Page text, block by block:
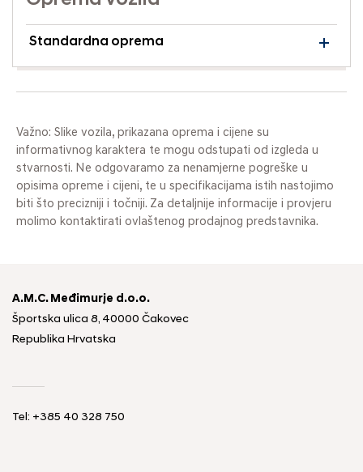
Standardna oprema
Važno: Slike vozila, prikazana oprema i cijene su
informativnog karaktera te mogu odstupati od izgleda u
stvarnosti. Ne odgovaramo za nenamjerne pogreške u
opisima opreme i cijeni, te u specifikacijama istih nastojimo
biti što precizniji i točniji. Za detaljnije informacije i provjeru
molimo kontaktirati ovlaštenog prodajnog predstavnika.
A.M.C. Međimurje d.o.o.
Športska ulica 8, 40000 Čakovec
Republika Hrvatska
Tel: +385 40 328 750